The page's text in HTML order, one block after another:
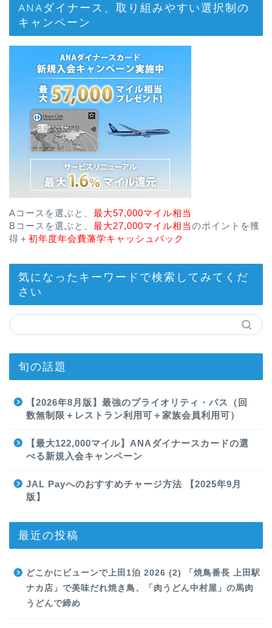
ANAダイナース、取り組みやすい選択制の
キャンペーン
Aコースを選ぶと、 最大57,000マイル相当
Bコースを選ぶと、 最大27,000マイル相当のポイントを獲
得＋ 初年度年会費藩学キャッシュバック
気になったキーワードで検索してみてくだ
さい
旬の話題
【2026年8月版】最強のプライオリティ・パス（回
数無制限＋レストラン利用可＋家族会員利用可）
【最大122,000マイル】ANAダイナースカードの選
べる新規入会キャンペーン
JAL Payへのおすすめチャージ方法 【2025年9月
版】
最近の投稿
どこかにビューンで上田1泊 2026 (2) 「焼鳥番長 上田駅
ナカ店」で美味だれ焼き鳥、「肉うどん中村屋」の馬肉
うどんで締め